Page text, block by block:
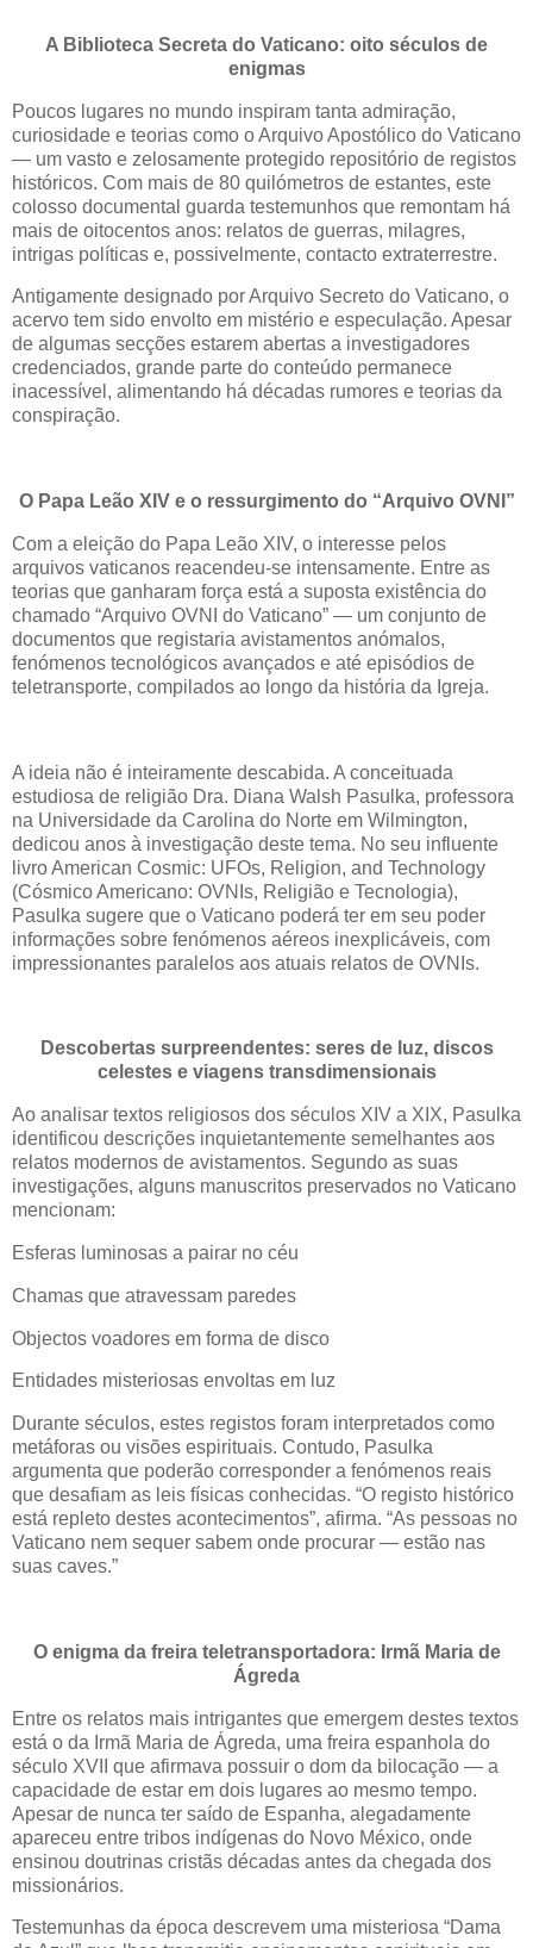
A Biblioteca Secreta do Vaticano: oito séculos de
enigmas
Poucos lugares no mundo inspiram tanta admiração,
curiosidade e teorias como o Arquivo Apostólico do Vaticano
— um vasto e zelosamente protegido repositório de registos
históricos. Com mais de 80 quilómetros de estantes, este
colosso documental guarda testemunhos que remontam há
mais de oitocentos anos: relatos de guerras, milagres,
intrigas políticas e, possivelmente, contacto extraterrestre.
Antigamente designado por Arquivo Secreto do Vaticano, o
acervo tem sido envolto em mistério e especulação. Apesar
de algumas secções estarem abertas a investigadores
credenciados, grande parte do conteúdo permanece
inacessível, alimentando há décadas rumores e teorias da
conspiração.
O Papa Leão XIV e o ressurgimento do “Arquivo OVNI”
Com a eleição do Papa Leão XIV, o interesse pelos
arquivos vaticanos reacendeu-se intensamente. Entre as
teorias que ganharam força está a suposta existência do
chamado “Arquivo OVNI do Vaticano” — um conjunto de
documentos que registaria avistamentos anómalos,
fenómenos tecnológicos avançados e até episódios de
teletransporte, compilados ao longo da história da Igreja.
A ideia não é inteiramente descabida. A conceituada
estudiosa de religião Dra. Diana Walsh Pasulka, professora
na Universidade da Carolina do Norte em Wilmington,
dedicou anos à investigação deste tema. No seu influente
livro American Cosmic: UFOs, Religion, and Technology
(Cósmico Americano: OVNIs, Religião e Tecnologia),
Pasulka sugere que o Vaticano poderá ter em seu poder
informações sobre fenómenos aéreos inexplicáveis, com
impressionantes paralelos aos atuais relatos de OVNIs.
Descobertas surpreendentes: seres de luz, discos
celestes e viagens transdimensionais
Ao analisar textos religiosos dos séculos XIV a XIX, Pasulka
identificou descrições inquietantemente semelhantes aos
relatos modernos de avistamentos. Segundo as suas
investigações, alguns manuscritos preservados no Vaticano
mencionam:
Esferas luminosas a pairar no céu
Chamas que atravessam paredes
Objectos voadores em forma de disco
Entidades misteriosas envoltas em luz
Durante séculos, estes registos foram interpretados como
metáforas ou visões espirituais. Contudo, Pasulka
argumenta que poderão corresponder a fenómenos reais
que desafiam as leis físicas conhecidas. “O registo histórico
está repleto destes acontecimentos”, afirma. “As pessoas no
Vaticano nem sequer sabem onde procurar — estão nas
suas caves.”
O enigma da freira teletransportadora: Irmã Maria de
Ágreda
Entre os relatos mais intrigantes que emergem destes textos
está o da Irmã Maria de Ágreda, uma freira espanhola do
século XVII que afirmava possuir o dom da bilocação — a
capacidade de estar em dois lugares ao mesmo tempo.
Apesar de nunca ter saído de Espanha, alegadamente
apareceu entre tribos indígenas do Novo México, onde
ensinou doutrinas cristãs décadas antes da chegada dos
missionários.
Testemunhas da época descrevem uma misteriosa “Dama